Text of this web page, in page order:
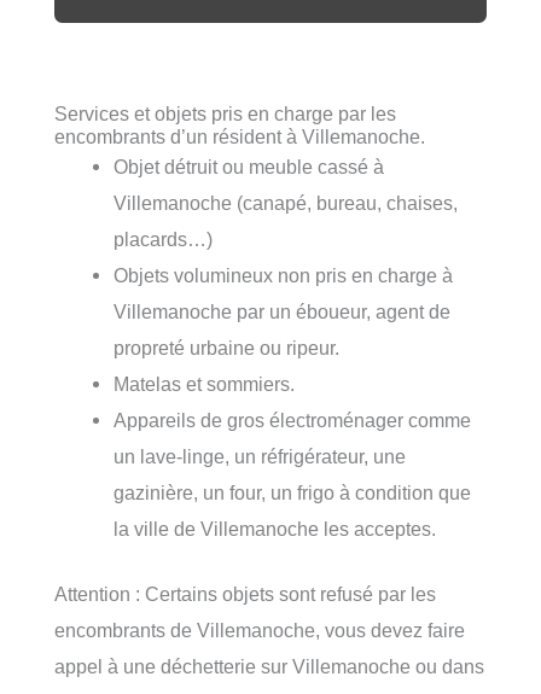
Services et objets pris en charge par les
encombrants d’un résident à Villemanoche.
Objet détruit ou meuble cassé à
Villemanoche (canapé, bureau, chaises,
placards…)
Objets volumineux non pris en charge à
Villemanoche par un éboueur, agent de
propreté urbaine ou ripeur.
Matelas et sommiers.
Appareils de gros électroménager comme
un lave-linge, un réfrigérateur, une
gazinière, un four, un frigo à condition que
la ville de Villemanoche les acceptes.
Attention : Certains objets sont refusé par les
encombrants de Villemanoche, vous devez faire
appel à une déchetterie sur Villemanoche ou dans